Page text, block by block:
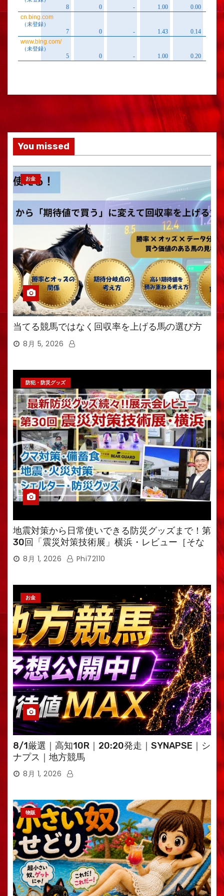
You missed
お金
当てる競馬ではなく回収率を上げる馬の選び方
8月 5, 2026
防犯・防災グッズ
地震対策から日常使いできる防災グッズまで！第
30回「震災対策技術展」横浜・レビュー［そな
えるTV・高荷智也］
8月 1, 2026 Phi72110
お金
8/1厳選｜高知10R｜20:20発走｜SYNAPSE｜シ
ナプス｜地方競馬
8月 1, 2026
物販